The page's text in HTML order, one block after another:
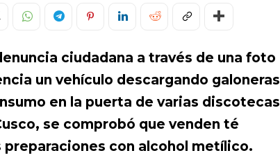
ciudadana a través de una foto
un vehículo descargando galoneras
en la puerta de varias discotecas
se comprobó que venden té
con alcohol metílico.